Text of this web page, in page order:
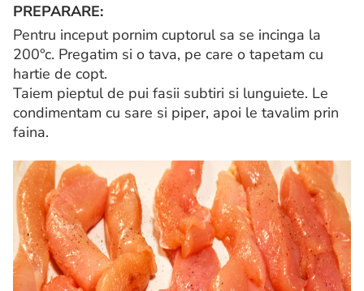
PREPARARE:
Pentru inceput pornim cuptorul sa se incinga la
200°c. Pregatim si o tava, pe care o tapetam cu
hartie de copt.
Taiem pieptul de pui fasii subtiri si lunguiete. Le
condimentam cu sare si piper, apoi le tavalim prin
faina.